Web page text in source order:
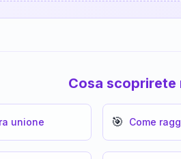
Cosa
unione 🎯 Come